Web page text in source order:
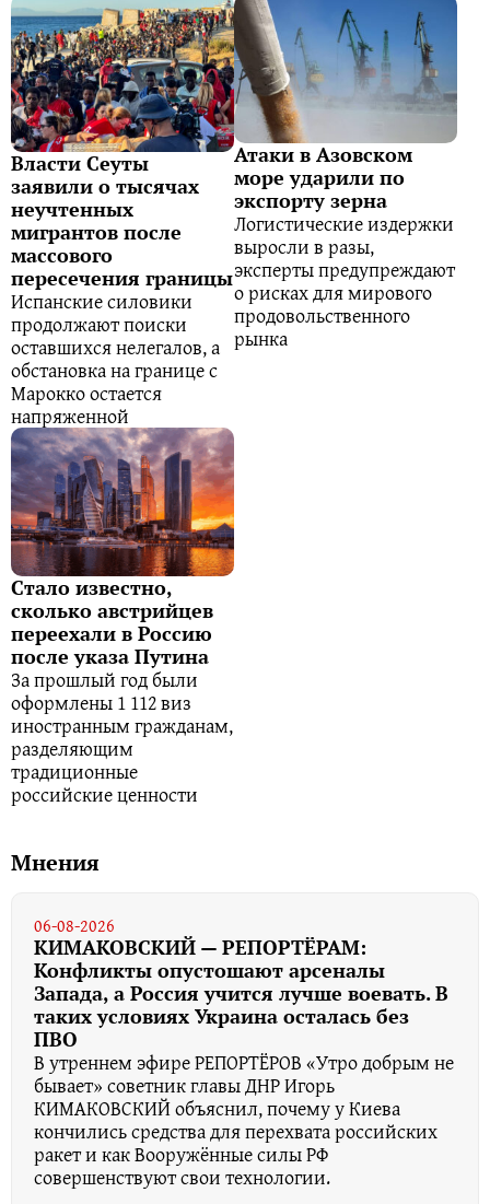
Власти Сеуты
заявили о тысячах
неучтенных
мигрантов после
массового
пересечения границы
Испанские силовики
продолжают поиски
оставшихся нелегалов, а
обстановка на границе с
Марокко остается
напряженной
Атаки в Азовском
море ударили по
экспорту зерна
Логистические издержки
выросли в разы,
эксперты предупреждают
о рисках для мирового
продовольственного
рынка
Стало известно,
сколько австрийцев
переехали в Россию
после указа Путина
За прошлый год были
оформлены 1 112 виз
иностранным гражданам,
разделяющим
традиционные
российские ценности
Мнения
06-08-2026
КИМАКОВСКИЙ — РЕПОРТЁРАМ:
Конфликты опустошают арсеналы
Запада, а Россия учится лучше воевать. В
таких условиях Украина осталась без
ПВО
В утреннем эфире РЕПОРТЁРОВ «Утро добрым не
бывает» советник главы ДНР Игорь
КИМАКОВСКИЙ объяснил, почему у Киева
кончились средства для перехвата российских
ракет и как Вооружённые силы РФ
совершенствуют свои технологии.